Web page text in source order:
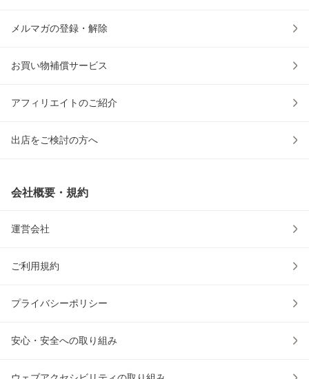
メルマガの登録・解除
お買い物補償サービス
アフィリエイトのご紹介
出店をご検討の方へ
会社概要・規約
運営会社
ご利用規約
プライバシーポリシー
安心・安全への取り組み